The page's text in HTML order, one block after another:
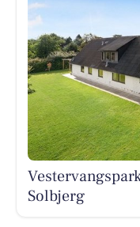
Solbjerg